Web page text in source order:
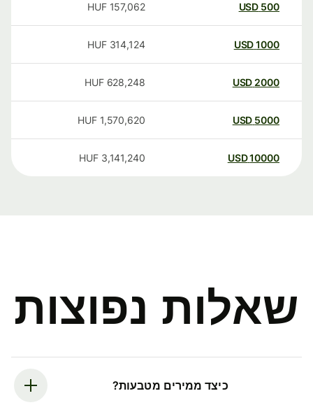
500
USD
157,062
HUF
1000
USD
314,124
HUF
2000
USD
628,248
HUF
5000
USD
1,570,620
HUF
10000
USD
3,141,240
HUF
שאלות נפוצות
כיצד ממירים מטבעות?